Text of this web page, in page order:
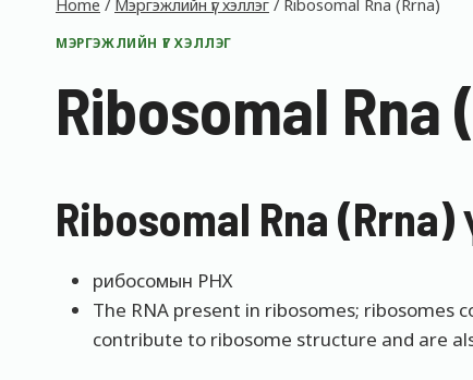
Home / Мэргэжлийн үг хэллэг / Ribosomal Rna (Rrna)
МЭРГЭЖЛИЙН ҮГ ХЭЛЛЭГ
Ribosomal Rna
Ribosomal Rna
рибосомын РНХ
The RNA present in ribosomes; ribosomes
contribute to ribosome structure and are